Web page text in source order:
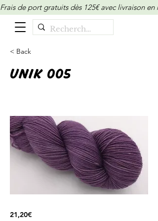
Frais de port gratuits dès 125€ avec livraison
< Back
UNIK 005
21,20€